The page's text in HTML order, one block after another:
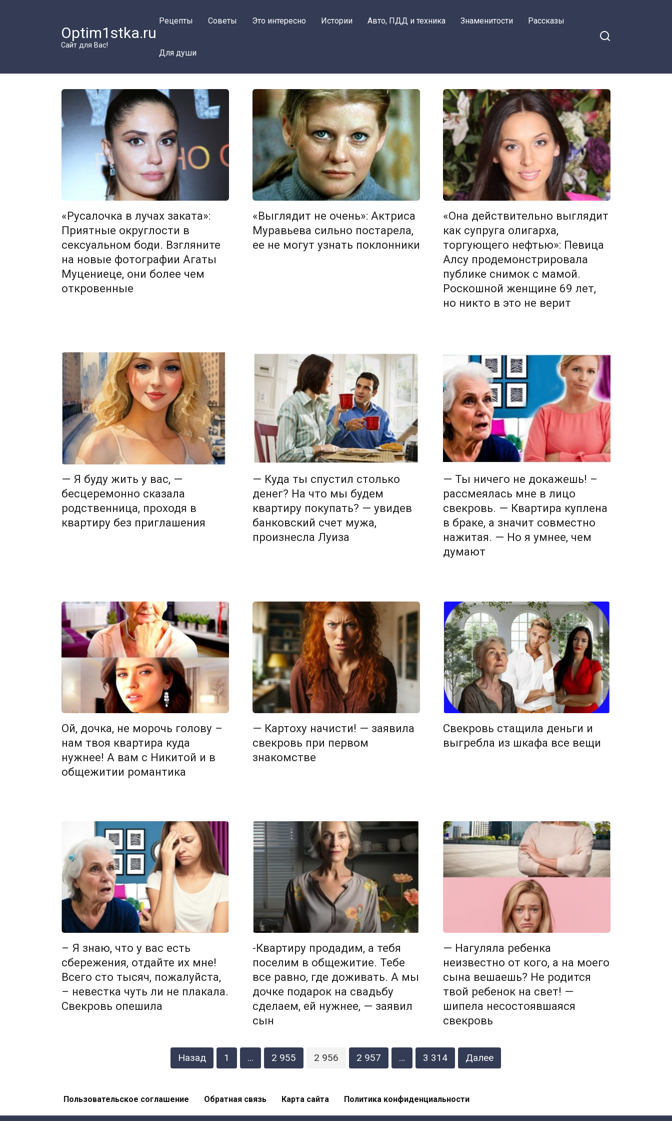
Optim1stka.ru
Сайт для Вас!
Рецепты Советы Это интересно Истории Авто, ПДД и техника Знаменитости Рассказы
Для души
«Русалочка в лучах заката»:
Приятные округлости в
сексуальном боди. Взгляните
на новые фотографии Агаты
Муцениеце, они более чем
откровенные
«Выглядит не очень»: Актриса
Муравьева сильно постарела,
ее не могут узнать поклонники
«Она действительно выглядит
как супруга олигарха,
торгующего нефтью»: Певица
Алсу продемонстрировала
публике снимок с мамой.
Роскошной женщине 69 лет,
но никто в это не верит
— Я буду жить у вас, —
бесцеремонно сказала
родственница, проходя в
квартиру без приглашения
— Куда ты спустил столько
денег? На что мы будем
квартиру покупать? — увидев
банковский счет мужа,
произнесла Луиза
— Ты ничего не докажешь! –
рассмеялась мне в лицо
свекровь. — Квартира куплена
в браке, а значит совместно
нажитая. — Но я умнее, чем
думают
Ой, дочка, не морочь голову –
нам твоя квартира куда
нужнее! А вам с Никитой и в
общежитии романтика
— Картоху начисти! — заявила
свекровь при первом
знакомстве
Свекровь стащила деньги и
выгребла из шкафа все вещи
– Я знаю, что у вас есть
сбережения, отдайте их мне!
Всего сто тысяч, пожалуйста,
– невестка чуть ли не плакала.
Свекровь опешила
-Квартиру продадим, а тебя
поселим в общежитие. Тебе
все равно, где доживать. А мы
дочке подарок на свадьбу
сделаем, ей нужнее, — заявил
сын
— Нагуляла ребенка
неизвестно от кого, а на моего
сына вешаешь? Не родится
твой ребенок на свет! —
шипела несостоявшаяся
свекровь
Назад 1 … 2 955 2 956 2 957 … 3 314 Далее
Пользовательское соглашение Обратная связь Карта сайта Политика конфиденциальности